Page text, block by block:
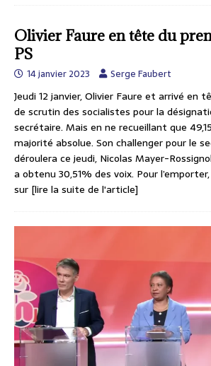
Olivier Faure en tête du
PS
14 janvier 2023 Serge Faubert
Jeudi 12 janvier, Olivier Faure et arrivé en
de scrutin des socialistes pour la
secrétaire. Mais en ne recueillant que
majorité absolue. Son challenger pour le
déroulera ce jeudi, Nicolas Mayer-
a obtenu 30,51% des voix. Pour
sur [lire la suite de l'article]